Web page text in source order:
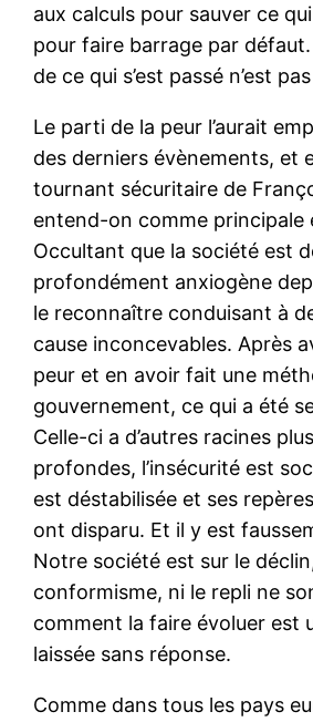
aux calculs pour sauver ce
pour faire barrage par
de ce qui s’est passé n’est
Le parti de la peur l’aurait
des derniers évènements, et
tournant sécuritaire de
entend-on comme principale
Occultant que la société est
profondément anxiogène
le reconnaître conduisant à
cause inconcevables. Après
peur et en avoir fait une
gouvernement, ce qui a été
Celle-ci a d’autres racines
profondes, l’insécurité est
est déstabilisée et ses
ont disparu. Et il y est
Notre société est sur le
conformisme, ni le repli ne
comment la faire évoluer est
laissée sans réponse.
Comme dans tous les pays